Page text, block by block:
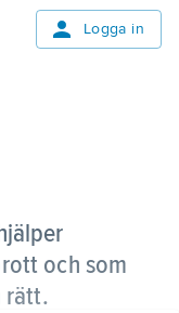
Logga in
och som
rätt.